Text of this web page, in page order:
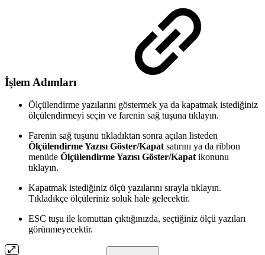
İşlem Adımları
Ölçülendirme yazılarını göstermek ya da kapatmak istediğiniz
ölçülendirmeyi seçin ve farenin sağ tuşuna tıklayın.
Farenin sağ tuşunu tıkladıktan sonra açılan listeden
Ölçülendirme Yazısı Göster/Kapatsatırını ya da ribbon
menüde Ölçülendirme Yazısı Göster/Kapatikonunu
tıklayın.
Kapatmak istediğiniz ölçü yazılarını sırayla tıklayın.
Tıkladıkçe ölçüleriniz soluk hale gelecektir.
ESC tuşu ile komuttan çıktığınızda, seçtiğiniz ölçü yazıları
görünmeyecektir.